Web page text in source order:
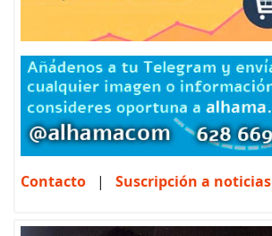
Contacto | Suscripción a noticias